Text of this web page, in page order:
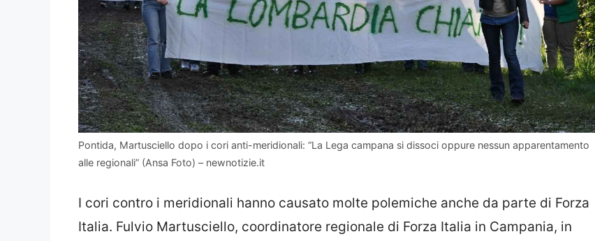
Pontida, Martusciello dopo i cori anti-meridionali: “La Lega campana si dissoci oppure nessun apparentamento
alle regionali” (Ansa Foto) – newnotizie.it
I cori contro i meridionali hanno causato molte polemiche anche da parte di Forza
Italia. Fulvio Martusciello, coordinatore regionale di Forza Italia in Campania, in